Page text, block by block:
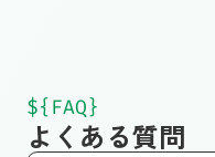
${FAQ}
よくある質問